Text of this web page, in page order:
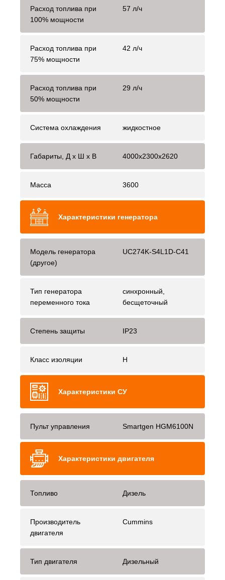
Расход топлива при
100% мощности
57 л/ч
Расход топлива при
75% мощности
42 л/ч
Расход топлива при
50% мощности
29 л/ч
Система охлаждения жидкостное
Габариты, Д x Ш x В 4000x2300x2620
Масса 3600
Характеристики генератора
Модель генератора
(другое)
UC274K-S4L1D-C41
Тип генератора
переменного тока
синхронный,
бесщеточный
Степень защиты IP23
Класс изоляции H
Характеристики СУ
Пульт управления Smartgen HGM6100N
Характеристики двигателя
Топливо Дизель
Производитель
двигателя
Cummins
Тип двигателя Дизельный